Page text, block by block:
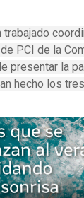
PCI de la
presentar la
hecho los